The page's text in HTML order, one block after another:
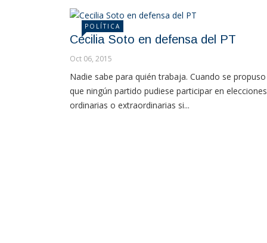
POLÍTICA
Cecilia Soto en defensa del PT
Oct 06, 2015
Nadie sabe para quién trabaja. Cuando se propuso
que ningún partido pudiese participar en elecciones
ordinarias o extraordinarias si...